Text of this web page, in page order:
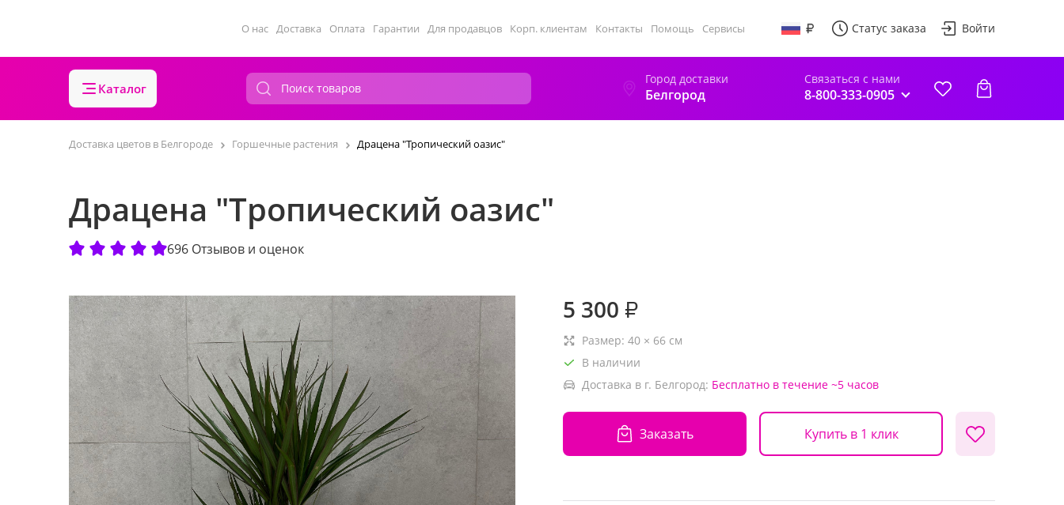
О нас Доставка Оплата Гарантии Для продавцов Корп. клиентам Контакты Помощь Сервисы Статус заказа Войти
Каталог
Город доставки
Белгород
Связаться с нами
8-800-333-0905
Доставка цветов в Белгороде Горшечные растения Драцена "Тропический оазис"
Драцена "Тропический оазис"
696 Отзывов и оценок
5 300 ₽
Размер: 40 × 66 см
В наличии
Доставка в г. Белгород: Бесплатно в течение ~5 часов
Заказать Купить в 1 клик